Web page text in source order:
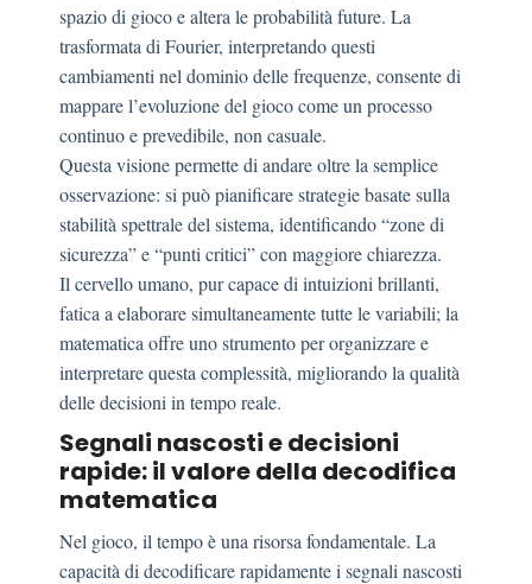
spazio di gioco e altera le probabilità future. La
trasformata di Fourier, interpretando questi
cambiamenti nel dominio delle frequenze, consente di
mappare l’evoluzione del gioco come un processo
continuo e prevedibile, non casuale.
Questa visione permette di andare oltre la semplice
osservazione: si può pianificare strategie basate sulla
stabilità spettrale del sistema, identificando “zone di
sicurezza” e “punti critici” con maggiore chiarezza.
Il cervello umano, pur capace di intuizioni brillanti,
fatica a elaborare simultaneamente tutte le variabili; la
matematica offre uno strumento per organizzare e
interpretare questa complessità, migliorando la qualità
delle decisioni in tempo reale.
Segnali nascosti e decisioni
rapide: il valore della decodifica
matematica
Nel gioco, il tempo è una risorsa fondamentale. La
capacità di decodificare rapidamente i segnali nascosti